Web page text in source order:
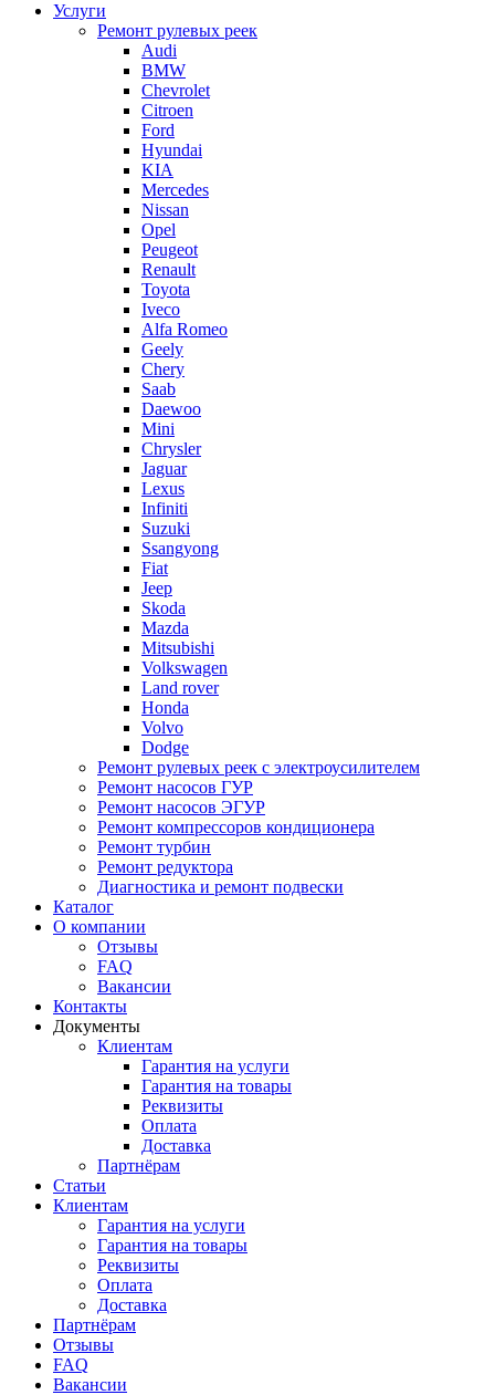
Услуги
Ремонт рулевых реек
Audi
BMW
Chevrolet
Citroen
Ford
Hyundai
KIA
Mercedes
Nissan
Opel
Peugeot
Renault
Toyota
Iveco
Alfa Romeo
Geely
Chery
Saab
Daewoo
Mini
Chrysler
Jaguar
Lexus
Infiniti
Suzuki
Ssangyong
Fiat
Jeep
Skoda
Mazda
Mitsubishi
Volkswagen
Land rover
Honda
Volvo
Dodge
Ремонт рулевых реек с электроусилителем
Ремонт насосов ГУР
Ремонт насосов ЭГУР
Ремонт компрессоров кондиционера
Ремонт турбин
Ремонт редуктора
Диагностика и ремонт подвески
Каталог
О компании
Отзывы
FAQ
Вакансии
Контакты
Документы
Клиентам
Гарантия на услуги
Гарантия на товары
Реквизиты
Оплата
Доставка
Партнёрам
Статьи
Клиентам
Гарантия на услуги
Гарантия на товары
Реквизиты
Оплата
Доставка
Партнёрам
Отзывы
FAQ
Вакансии